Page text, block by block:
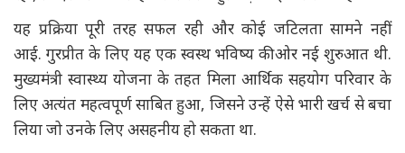
यह प्रक्रिया पूरी तरह सफल रही और कोई जटिलता सामने नहीं
आई. गुरप्रीत के लिए यह एक स्वस्थ भविष्य की ओर नई शुरुआत थी.
मुख्यमंत्री स्वास्थ्य योजना के तहत मिला आर्थिक सहयोग परिवार के
लिए अत्यंत महत्वपूर्ण साबित हुआ, जिसने उन्हें ऐसे भारी खर्च से बचा
लिया जो उनके लिए असहनीय हो सकता था.